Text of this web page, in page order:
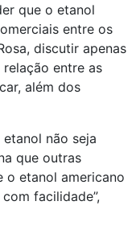
que o etanol
entre os
discutir apenas
entre as
além dos
não seja
que outras
o etanol americano
facilidade”,